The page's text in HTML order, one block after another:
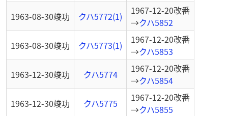
1963-08-30竣功 クハ5772(1) 1967-12-20改番
→クハ5852
1963-08-30竣功 クハ5773(1) 1967-12-20改番
→クハ5853
1963-12-30竣功 クハ5774 1967-12-20改番
→クハ5854
1963-12-30竣功 クハ5775 1967-12-20改番
→クハ5855